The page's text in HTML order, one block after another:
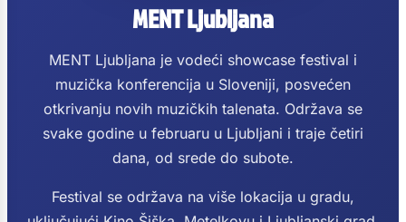
MENT Ljubljana
MENT Ljubljana je vodeći showcase festival i
muzička konferencija u Sloveniji, posvećen
otkrivanju novih muzičkih talenata. Održava se
svake godine u februaru u Ljubljani i traje četiri
dana, od srede do subote.
Festival se održava na više lokacija u gradu,